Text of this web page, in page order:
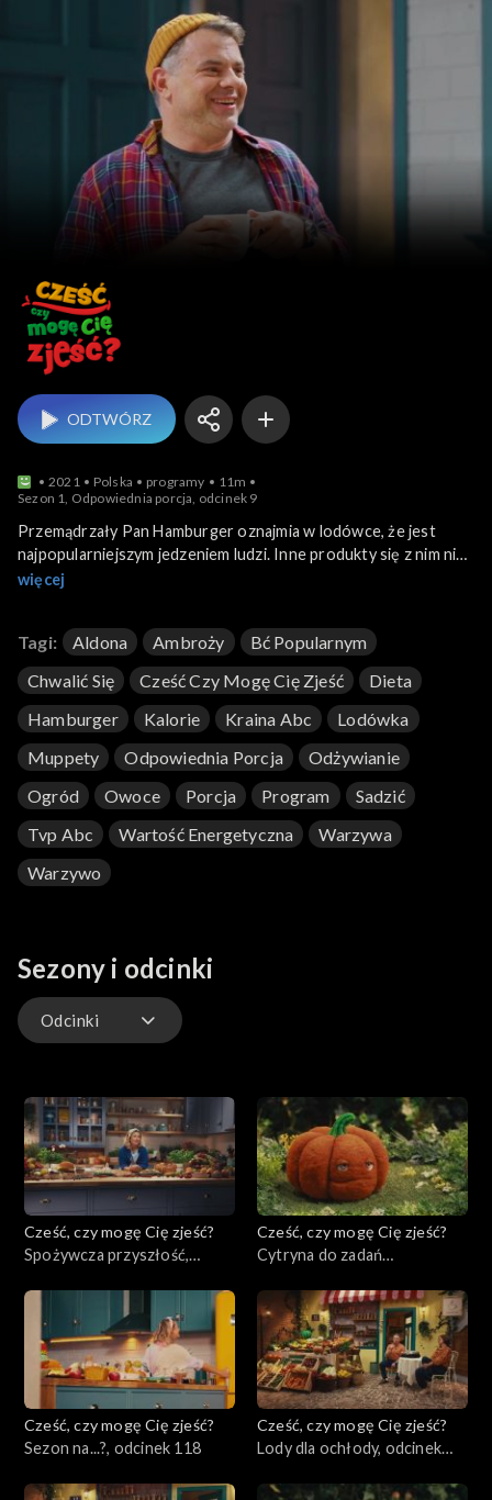
ODTWÓRZ
2021 Polska programy
11m
Sezon 1, Odpowiednia porcja, odcinek 9
Przemądrzały Pan Hamburger oznajmia w lodówce, że jest
najpopularniejszym jedzeniem ludzi. Inne produkty się z nim nie
zgadzają. Pani Aldona chce posadzić w swoim ogrodzie nowe
żywności wystarczają, by zapewnić nam energię.
więcej
Tagi: Aldona Ambroży
Bć Popularnym
Chwalić Się
Cześć Czy Mogę Cię Zjeść
Dieta
Hamburger
Kalorie Kraina Abc
Lodówka
Muppety
Odpowiednia Porcja
Odżywianie
Ogród
Owoce Porcja Program
Sadzić
Tvp Abc
Wartość Energetyczna
Warzywa
Warzywo
Sezony i odcinki
Odcinki
Cześć, czy mogę Cię zjeść?
Spożywcza przyszłość,
Cześć, czy mogę Cię zjeść?
Cytryna do zadań
Cześć, czy mogę Cię zjeść?
Sezon na...?, odcinek 118
Cześć, czy mogę Cię zjeść?
Lody dla ochłody, odcinek